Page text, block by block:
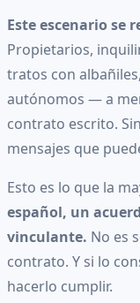
Este escenario se
Propietarios,
tratos con
autónomos — a
contrato escrito.
mensajes que
Esto es lo que la
español, un
vinculante. No es
contrato. Y si lo
hacerlo cumplir.